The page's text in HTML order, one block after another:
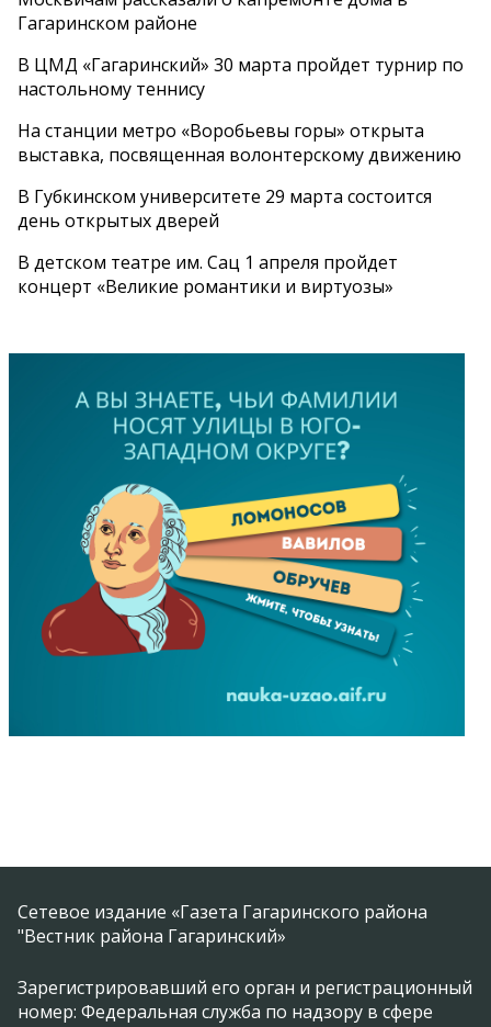
Гагаринском районе
В ЦМД «Гагаринский» 30 марта пройдет турнир по
настольному теннису
На станции метро «Воробьевы горы» открыта
выставка, посвященная волонтерскому движению
В Губкинском университете 29 марта состоится
день открытых дверей
В детском театре им. Сац 1 апреля пройдет
концерт «Великие романтики и виртуозы»
Сетевое издание «Газета Гагаринского района
"Вестник района Гагаринский»
Зарегистрировавший его орган и регистрационный
номер: Федеральная служба по надзору в сфере